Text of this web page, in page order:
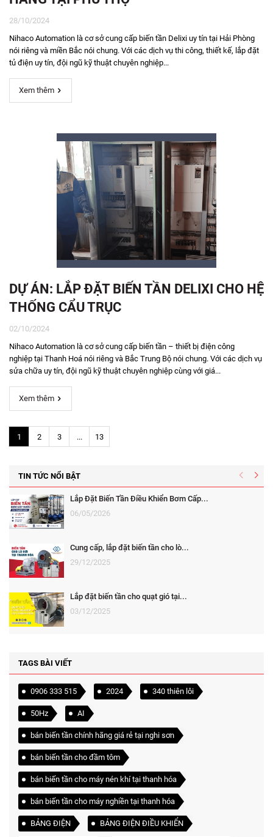
28/10/2024
Nihaco Automation là cơ sở cung cấp biến tần Delixi uy tín tại Hải Phòng
nói riêng và miền Bắc nói chung. Với các dịch vụ thi công, thiết kế, lắp đặt
tủ điện uy tín, đội ngũ kỹ thuật chuyên nghiệp...
Xem thêm
DỰ ÁN: LẮP ĐẶT BIẾN TẦN DELIXI CHO HỆ
THỐNG CẨU TRỤC
02/10/2024
Nihaco Automation là cơ sở cung cấp biến tần – thiết bị điện công
nghiệp tại Thanh Hoá nói riêng và Bắc Trung Bộ nói chung. Với các dịch vụ
sửa chữa uy tín, đội ngũ kỹ thuật chuyên nghiệp cùng với giá...
Xem thêm
1 2 3 ... 13
TIN TỨC NỔI BẬT
Lắp Đặt Biến Tần Điều Khiển Bơm Cấp...
06/05/2026
Cung cấp, lắp đặt biến tần cho lò...
29/12/2025
Lắp đặt biến tần cho quạt gió tại...
03/12/2025
TAGS BÀI VIẾT
0906 333 515 2024 340 thiên lôi
50Hz AI
bán biến tần chính hãng giá rẻ tại nghi sơn
bán biến tần cho đầm tôm
bán biến tần cho máy nén khí tại thanh hóa
bán biến tần cho máy nghiền tại thanh hóa
BẢNG ĐIỆN BẢNG ĐIỆN ĐIỀU KHIỂN